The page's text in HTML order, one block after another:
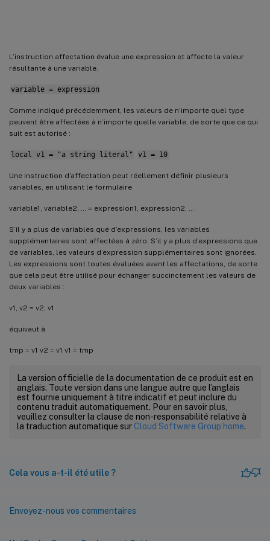
L’instruction affectation évalue une expression et affecte la valeur
résultante à une variable.
variable = expression
Comme indiqué précédemment, les valeurs de n’importe quel type
peuvent être affectées à n’importe quelle variable, de sorte que ce qui
suit est autorisé :
local v1 = "a string literal" v1 = 10
Une instruction d’affectation peut réellement définir plusieurs
variables, en utilisant le formulaire
variable1, variable2, … = expression1, expression2, …
S’il y a plus de variables que d’expressions, les variables
supplémentaires sont affectées à zéro. S’il y a plus d’expressions que
de variables, les valeurs d’expression supplémentaires sont ignorées.
Les expressions sont toutes évaluées avant les affectations, de sorte
que cela peut être utilisé pour échanger succinctement les valeurs de
deux variables :
v1, v2 = v2, v1
équivaut à
tmp = v1 v2 = v1 v1 = tmp
La version officielle de la documentation de ce produit est en
anglais. Toute version dans une langue autre que l’anglais
est fournie uniquement à titre indicatif et peut inclure du
contenu traduit automatiquement. Pour en savoir plus,
veuillez consulter la clause de non-responsabilité relative à
la traduction automatique sur Cloud Software Group home.
Cela vous a-t-il été utile ?
Envoyez-nous vos commentaires